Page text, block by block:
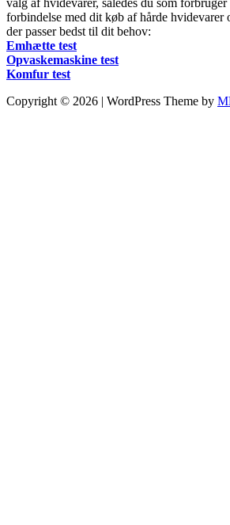
valg af hvidevarer, således du som
forbindelse med dit køb af hårde hvidevarer
der passer bedst til dit behov:
Emhætte test
Opvaskemaskine test
Komfur test
Copyright © 2026 | WordPress Theme by